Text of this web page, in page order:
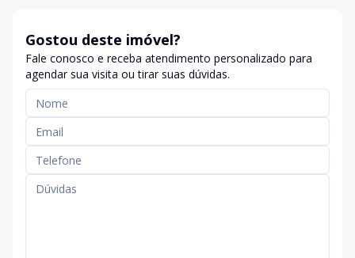
Gostou deste imóvel?
Fale conosco e receba atendimento personalizado para
agendar sua visita ou tirar suas dúvidas.